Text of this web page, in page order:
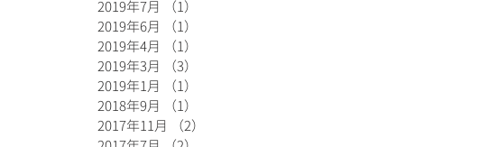
2019年7月
（1）
2019年6月
（1）
2019年4月
（1）
2019年3月
（3）
2019年1月
（1）
2018年9月
（1）
2017年11月
（2）